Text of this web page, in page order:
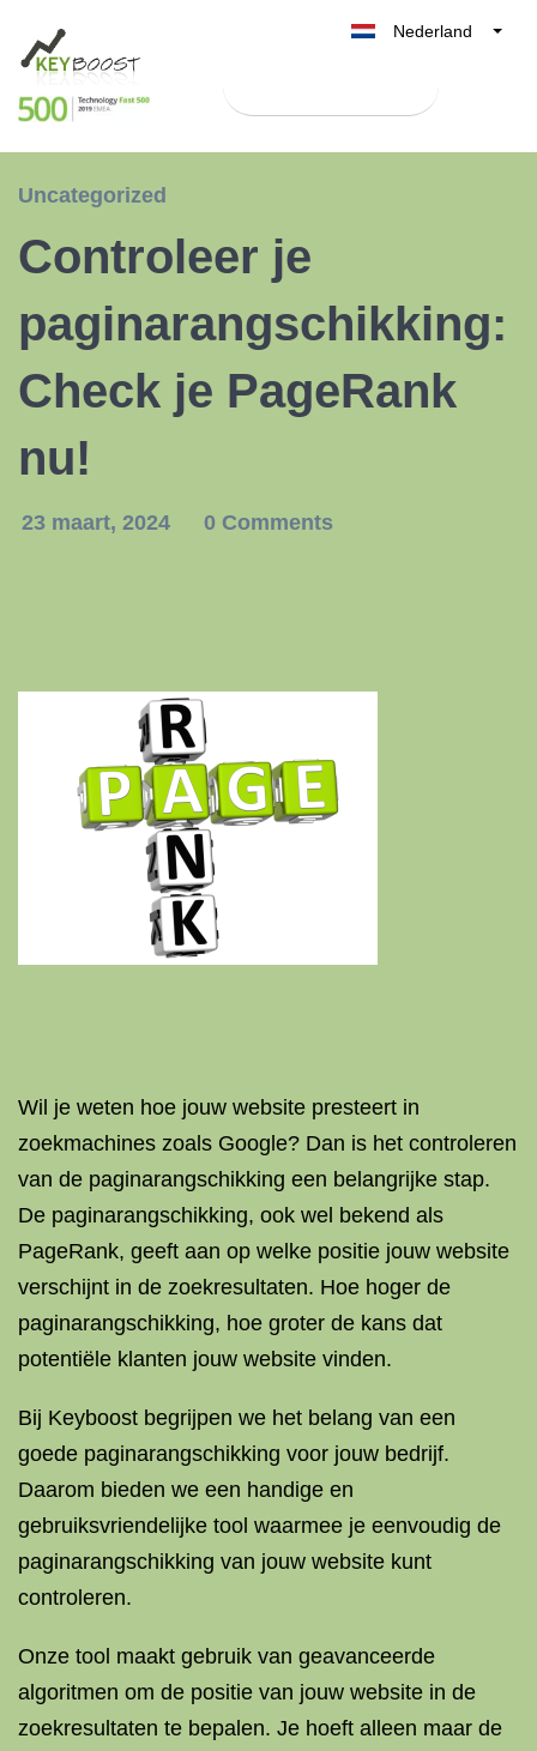
Nederland
België
Uncategorized
Controleer je
paginarangschikking:
Check je PageRank
nu!
23 maart, 2024 0 Comments
Wil je weten hoe jouw website presteert in
zoekmachines zoals Google? Dan is het controleren
van de paginarangschikking een belangrijke stap.
De paginarangschikking, ook wel bekend als
PageRank, geeft aan op welke positie jouw website
verschijnt in de zoekresultaten. Hoe hoger de
paginarangschikking, hoe groter de kans dat
potentiële klanten jouw website vinden.
Bij Keyboost begrijpen we het belang van een
goede paginarangschikking voor jouw bedrijf.
Daarom bieden we een handige en
gebruiksvriendelijke tool waarmee je eenvoudig de
paginarangschikking van jouw website kunt
controleren.
Onze tool maakt gebruik van geavanceerde
algoritmen om de positie van jouw website in de
zoekresultaten te bepalen. Je hoeft alleen maar de